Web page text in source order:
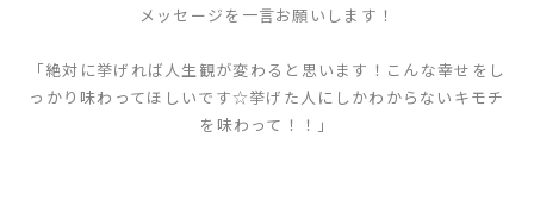
メッセージを一言お願いします！
「絶対に挙げれば人生観が変わると思います！こんな幸せをし
っかり味わってほしいです☆挙げた人にしかわからないキモチ
を味わって！！」